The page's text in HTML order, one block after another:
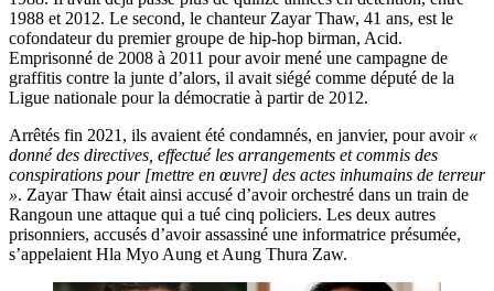
1988 et 2012. Le second, le chanteur Zayar Thaw, 41 ans, est le
cofondateur du premier groupe de hip-hop birman, Acid.
Emprisonné de 2008 à 2011 pour avoir mené une campagne de
graffitis contre la junte d’alors, il avait siégé comme député de la
Ligue nationale pour la démocratie à partir de 2012.
Arrêtés fin 2021, ils avaient été condamnés, en janvier, pour avoir «
donné des directives, effectué les arrangements et commis des
conspirations pour [mettre en œuvre] des actes inhumains de terreur
». Zayar Thaw était ainsi accusé d’avoir orchestré dans un train de
Rangoun une attaque qui a tué cinq policiers. Les deux autres
prisonniers, accusés d’avoir assassiné une informatrice présumée,
s’appelaient Hla Myo Aung et Aung Thura Zaw.